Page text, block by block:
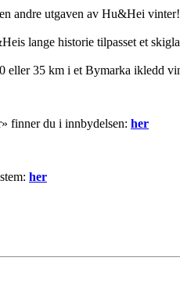
andre utgaven av Hu&Hei vinter!
lange historie tilpasset et
eller 35 km i et Bymarka ikledd
finner du i innbydelsen: her
her